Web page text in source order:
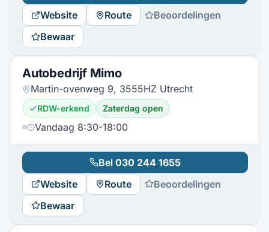
Website
Route
Beoordelingen
Bewaar
Autobedrijf Mimo
Martin-ovenweg 9, 3555HZ Utrecht
RDW-erkend Zaterdag open
Vandaag 8:30-18:00
Bel 030 244 1655
Website
Route
Beoordelingen
Bewaar